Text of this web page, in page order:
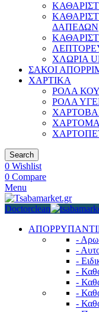
ΔΑΠΕΔΩΝ
ΧΛΩΡΙΑ
ΣΑΚΟΙ
ΧΑΡΤΙΚΑ
ΡΟΛΑ
ΡΟΛΑ
Search
0 Wishlist
0 Compare
Menu
Doctorclean
-
-
-
-
-
-
-